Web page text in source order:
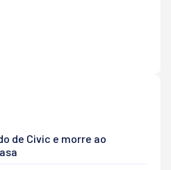
de Civic e morre ao